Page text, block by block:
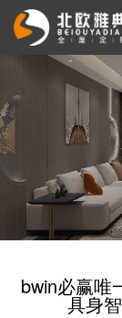
bwin必赢唯
具身